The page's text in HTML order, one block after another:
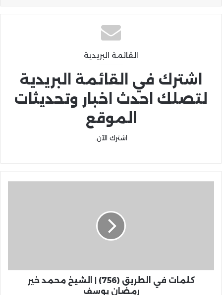
القائمة البريدية
اشترك في القائمة البريدية
لتصلك احدث اخبار وتحديثات
الموقع
اشترك الآن.
كلمات في الطريق (756) | الشيخ محمد خير
رمضان يوسف